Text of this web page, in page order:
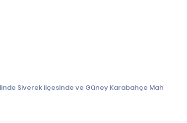
Siverek ilçesinde ve Güney Karabahçe Mah